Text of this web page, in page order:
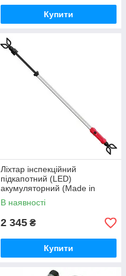
Купити
Ліхтар інспекційний
підкапотний (LED)
акумуляторний (Made in
GERMANY) PROTESTER UL-
3001
В наявності
2 345 ₴
Купити